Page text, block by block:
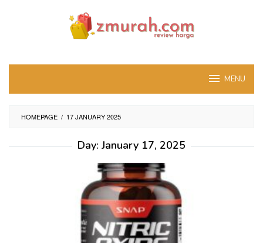
MENU
HOMEPAGE / 17 JANUARY 2025
Day: January 17, 2025